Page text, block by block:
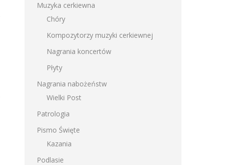
Muzyka cerkiewna
Chóry
Kompozytorzy muzyki cerkiewnej
Nagrania koncertów
Płyty
Nagrania nabożeństw
Wielki Post
Patrologia
Pismo Święte
Kazania
Podlasie